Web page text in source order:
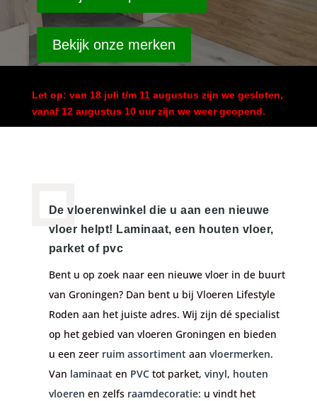
Bekijk onze merken
Let op: van 18 juli t/m 11 augustus zijn we gesloten,
vanaf 12 augustus 10 uur zijn we weer geopend.
De vloerenwinkel die u aan een nieuwe
vloer helpt! Laminaat, een houten vloer,
parket of pvc
Bent u op zoek naar een nieuwe vloer in de buurt
van Groningen? Dan bent u bij Vloeren Lifestyle
Roden aan het juiste adres. Wij zijn dé specialist
op het gebied van vloeren Groningen en bieden
u een zeer ruim assortiment aan vloermerken.
Van laminaat en PVCtot parket, vinyl, houten
vloeren en zelfs raamdecoratie: u vindt het